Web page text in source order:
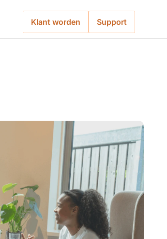
Klant worden Support